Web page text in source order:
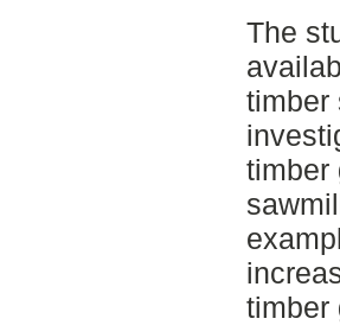
The
timber
timber
timber